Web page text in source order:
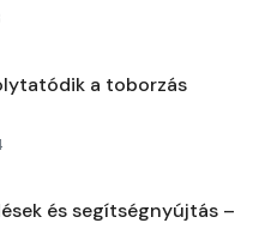
a toborzás
és segítségnyújtás –